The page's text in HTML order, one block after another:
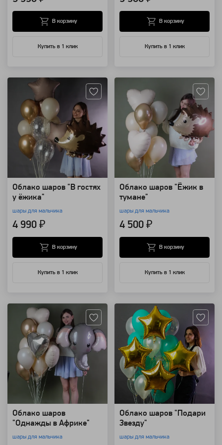
Купить в 1 клик
В корзину
Купить в 1 клик
В корзину
Облако шаров "В гостях
у ёжика"
шары для мальчика
4 990 ₽
Купить в 1 клик
В корзину
Облако шаров "Ёжик в
тумане"
шары для мальчика
4 500 ₽
Купить в 1 клик
В корзину
Облако шаров
"Однажды в Африке"
шары для мальчика
Облако шаров "Подари
Звезду"
шары для мальчика